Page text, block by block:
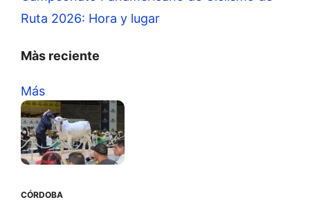
Ruta 2026: Hora y lugar
Màs reciente
Más
CÓRDOBA